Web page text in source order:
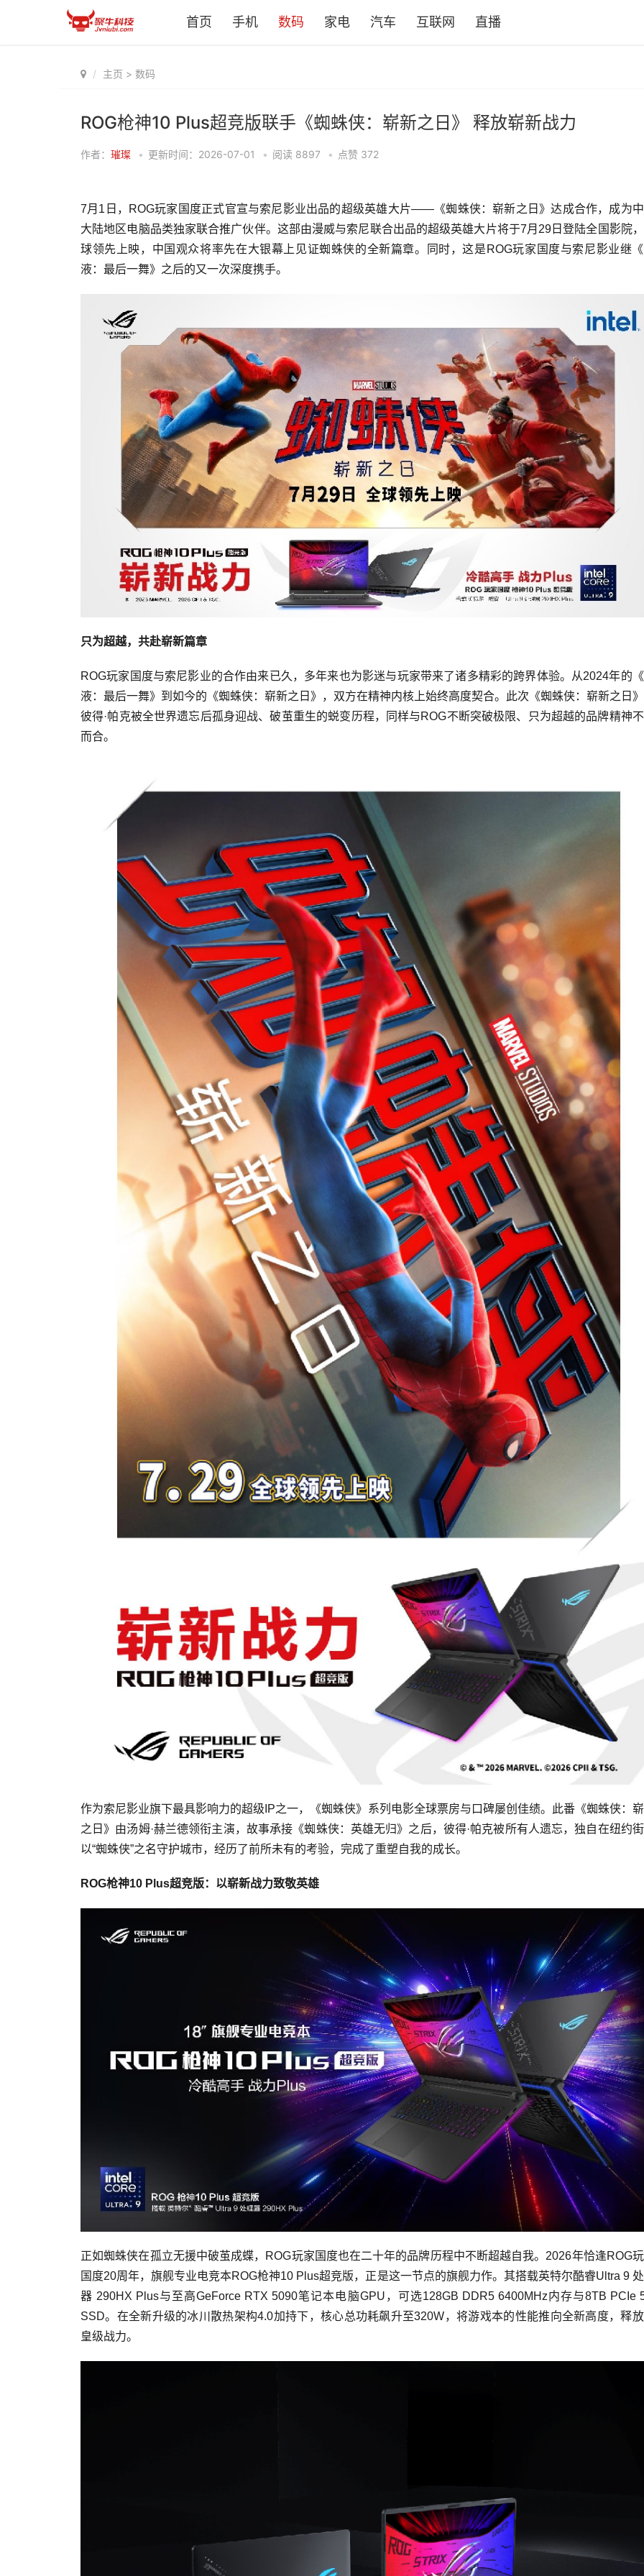
首页 手机 数码 家电 汽车 互联网 直播
主页 > 数码
ROG枪神10 Plus超竞版联手《蜘蛛侠：崭新之日》 释放崭新战力
作者： 璀璨 • 更新时间：2026-07-01 • 阅读 8897 • 点赞 372
7月1日，ROG玩家国度正式官宣与索尼影业出品的超级英雄大片——《蜘蛛侠：崭新之日》达成合作，成为中
大陆地区电脑品类独家联合推广伙伴。这部由漫威与索尼联合出品的超级英雄大片将于7月29日登陆全国影院
球领先上映，中国观众将率先在大银幕上见证蜘蛛侠的全新篇章。同时，这是ROG玩家国度与索尼影业继
液：最后一舞》之后的又一次深度携手。
只为超越，共赴崭新篇章
ROG玩家国度与索尼影业的合作由来已久，多年来也为影迷与玩家带来了诸多精彩的跨界体验。从2024年的
液：最后一舞》到如今的《蜘蛛侠：崭新之日》，双方在精神内核上始终高度契合。此次《蜘蛛侠：崭新之日
彼得·帕克被全世界遗忘后孤身迎战、破茧重生的蜕变历程，同样与ROG不断突破极限、只为超越的品牌精神
而合。
作为索尼影业旗下最具影响力的超级IP之一，《蜘蛛侠》系列电影全球票房与口碑屡创佳绩。此番《蜘蛛侠：
之日》由汤姆·赫兰德领衔主演，故事承接《蜘蛛侠：英雄无归》之后，彼得·帕克被所有人遗忘，独自在纽约
以“蜘蛛侠”之名守护城市，经历了前所未有的考验，完成了重塑自我的成长。
ROG枪神10 Plus超竞版：以崭新战力致敬英雄
正如蜘蛛侠在孤立无援中破茧成蝶，ROG玩家国度也在二十年的品牌历程中不断超越自我。2026年恰逢ROG
国度20周年，旗舰专业电竞本ROG枪神10 Plus超竞版，正是这一节点的旗舰力作。其搭载英特尔酷睿Ultra 9
器 290HX Plus与至高GeForce RTX 5090笔记本电脑GPU，可选128GB DDR5 6400MHz内存与8TB PCIe
SSD。在全新升级的冰川散热架构4.0加持下，核心总功耗飙升至320W，将游戏本的性能推向全新高度，释
皇级战力。